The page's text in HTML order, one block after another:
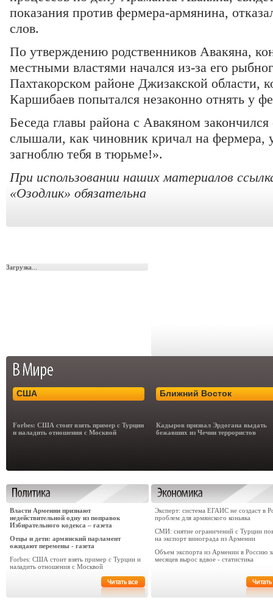
показания против фермера-армянина,
слов.
По утверждению родственников Авакяна,
местными властями начался из-за его
Пахтакорском районе Джизакской области,
Каршибаев попытался незаконно отнять у
Беседа главы района с Авакяном
слышали, как чиновник кричал на фермера,
загноблю тебя в тюрьме!».
При использовании наших материалов
«Озодлик» обязательна
Загрузка...
США
Forbes: США стоит взять пример с Турции
и наладить отношения с Москвой
Ближний Восток
Кадыров призвал Эрдогана выдать
бежавших из Чечни террористов
Власти Армении признают
недействительной одну из поправок
Избирательного кодекса – газета
Отцы и дети: армянский парламент
ожидают перемены - газета
Forbes: США стоит взять пример с Турции и
наладить отношения с Москвой
Эксперт: система ЕГАИС не создаст в
проблем для армянского коньяка
СМИ: снятие ограничений с Турции
на экспорт винограда из Армении
Объем экспорта из Армении в Россию
месяцев вырос вдвое - статистика